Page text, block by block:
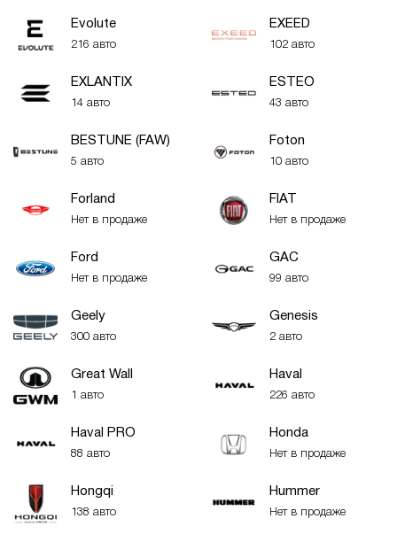
Evolute
216 авто
EXEED
102 авто
EXLANTIX
14 авто
ESTEO
43 авто
BESTUNE (FAW)
5 авто
Foton
10 авто
Forland
Нет в продаже
FIAT
Нет в продаже
Ford
Нет в продаже
GAC
99 авто
Geely
300 авто
Genesis
2 авто
Great Wall
1 авто
Haval
226 авто
Haval PRO
88 авто
Honda
Нет в продаже
Hongqi
138 авто
Hummer
Нет в продаже